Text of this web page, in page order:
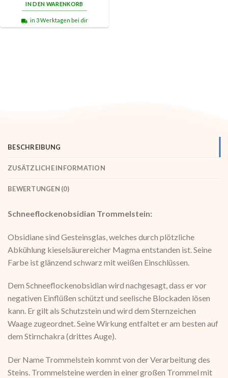
IN DEN WARENKORB
in 3 Werktagen bei dir
BESCHREIBUNG
ZUSÄTZLICHE INFORMATION
BEWERTUNGEN (0)
Schneeflockenobsidian Trommelstein:
Obsidiane sind Gesteinsglas, welches durch plötzliche
Abkühlung kieselsäurereicher Magma entstanden ist. Seine
Farbe ist glänzend schwarz mit weißen Einschlüssen.
Dem Schneeflockenobsidian wird nachgesagt, dass er vor
negativen Einflüßen schützt und seelische Blockaden lösen
kann. Er gilt als Schutzstein und wird dem Sternzeichen
Waage zugeordnet. Seine Wirkung entfaltet er am besten auf
dem Stirnchakra (drittes Auge).
Der Name Trommelstein kommt von der Verarbeitung des
Steins. Trommelsteine werden in einer großen Trommel mit